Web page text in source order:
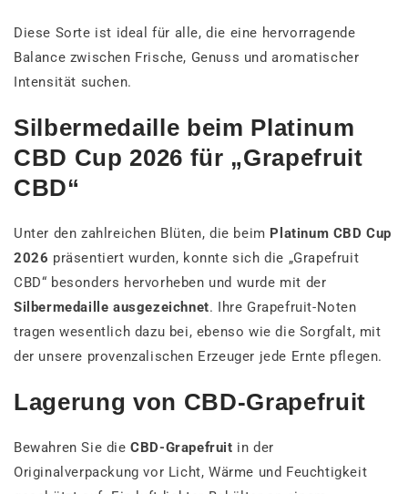
Diese Sorte ist ideal für alle, die eine hervorragende
Balance zwischen Frische, Genuss und aromatischer
Intensität suchen.
Silbermedaille beim Platinum
CBD Cup 2026 für „Grapefruit
CBD“
Unter den zahlreichen Blüten, die beim Platinum CBD Cup
2026 präsentiert wurden, konnte sich die „Grapefruit
CBD“ besonders hervorheben und wurde mit der
Silbermedaille ausgezeichnet. Ihre Grapefruit-Noten
tragen wesentlich dazu bei, ebenso wie die Sorgfalt, mit
der unsere provenzalischen Erzeuger jede Ernte pflegen.
Lagerung von CBD-Grapefruit
Bewahren Sie dieCBD-Grapefruit in der
Originalverpackung vor Licht, Wärme und Feuchtigkeit